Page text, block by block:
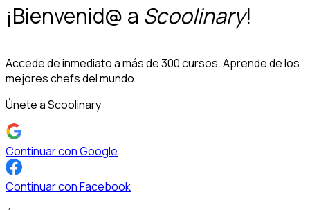
¡Bienvenid@ a Scoolinary!
Accede de inmediato a más de 300 cursos. Aprende de los
mejores chefs del mundo.
Únete a Scoolinary
Continuar con Google
Continuar con Facebook